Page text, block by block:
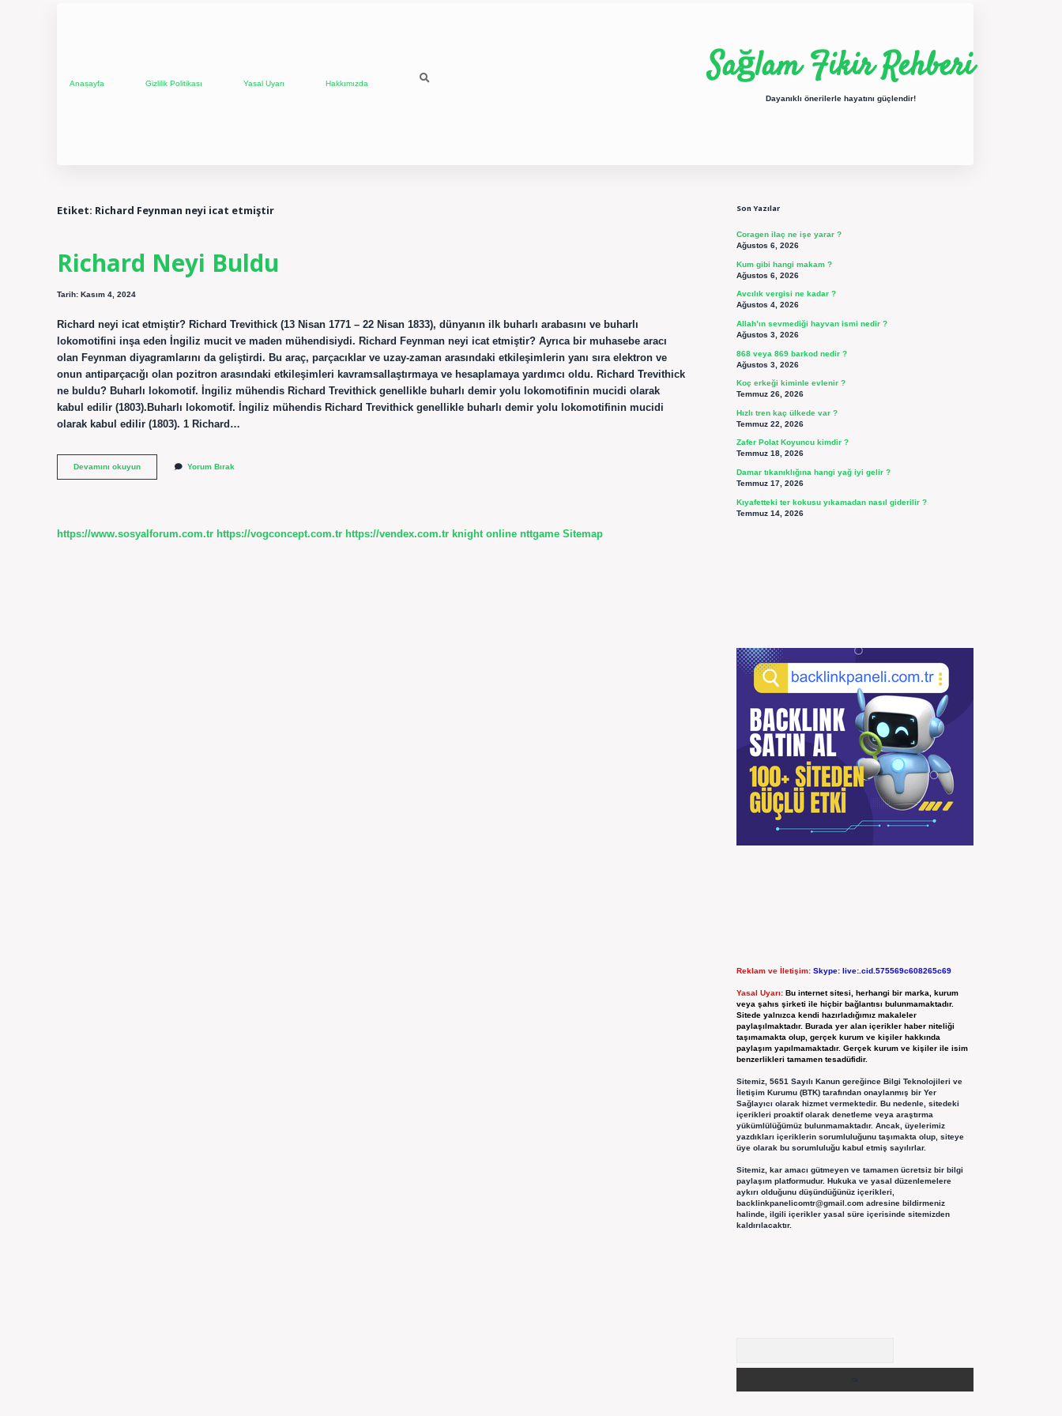
Anasayfa Gizlilik Politikası Yasal Uyarı Hakkımızda Sağlam Fikir Rehberi
Dayanıklı önerilerle hayatını güçlendir!
Etiket: Richard Feynman neyi icat etmiştir
Richard Neyi Buldu
Tarih: Kasım 4, 2024
Richard neyi icat etmiştir? Richard Trevithick (13 Nisan 1771 – 22 Nisan 1833), dünyanın ilk buharlı arabasını ve buharlı
lokomotifini inşa eden İngiliz mucit ve maden mühendisiydi. Richard Feynman neyi icat etmiştir? Ayrıca bir muhasebe aracı
olan Feynman diyagramlarını da geliştirdi. Bu araç, parçacıklar ve uzay-zaman arasındaki etkileşimlerin yanı sıra elektron ve
onun antiparçacığı olan pozitron arasındaki etkileşimleri kavramsallaştırmaya ve hesaplamaya yardımcı oldu. Richard Trevithick
ne buldu? Buharlı lokomotif. İngiliz mühendis Richard Trevithick genellikle buharlı demir yolu lokomotifinin mucidi olarak
kabul edilir (1803).Buharlı lokomotif. İngiliz mühendis Richard Trevithick genellikle buharlı demir yolu lokomotifinin mucidi
olarak kabul edilir (1803). 1 Richard…
Devamını okuyunRichard
Neyi
Yorum Bırak
https://www.sosyalforum.com.tr https://vogconcept.com.tr https://vendex.com.tr knight online nttgame Sitemap
Son Yazılar
Coragen ilaç ne işe yarar ?
Ağustos 6, 2026
Kum gibi hangi makam ?
Ağustos 6, 2026
Avcılık vergisi ne kadar ?
Ağustos 4, 2026
Allah’ın sevmediği hayvan ismi nedir ?
Ağustos 3, 2026
868 veya 869 barkod nedir ?
Ağustos 3, 2026
Koç erkeği kiminle evlenir ?
Temmuz 26, 2026
Hızlı tren kaç ülkede var ?
Temmuz 22, 2026
Zafer Polat Koyuncu kimdir ?
Temmuz 18, 2026
Damar tıkanıklığına hangi yağ iyi gelir ?
Temmuz 17, 2026
Kıyafetteki ter kokusu yıkamadan nasıl giderilir ?
Temmuz 14, 2026
Reklam ve İletişim: Skype: live:.cid.575569c608265c69
Yasal Uyarı: Bu internet sitesi, herhangi bir marka, kurum
veya şahıs şirketi ile hiçbir bağlantısı bulunmamaktadır.
Sitede yalnızca kendi hazırladığımız makaleler
paylaşılmaktadır. Burada yer alan içerikler haber niteliği
taşımamakta olup, gerçek kurum ve kişiler hakkında
paylaşım yapılmamaktadır. Gerçek kurum ve kişiler ile isim
benzerlikleri tamamen tesadüfidir.
Sitemiz, 5651 Sayılı Kanun gereğince Bilgi Teknolojileri ve
İletişim Kurumu (BTK) tarafından onaylanmış bir Yer
Sağlayıcı olarak hizmet vermektedir. Bu nedenle, sitedeki
içerikleri proaktif olarak denetleme veya araştırma
yükümlülüğümüz bulunmamaktadır. Ancak, üyelerimiz
yazdıkları içeriklerin sorumluluğunu taşımakta olup, siteye
üye olarak bu sorumluluğu kabul etmiş sayılırlar.
Sitemiz, kar amacı gütmeyen ve tamamen ücretsiz bir bilgi
paylaşım platformudur. Hukuka ve yasal düzenlemelere
aykırı olduğunu düşündüğünüz içerikleri,
backlinkpanelicomtr@gmail.comadresine bildirmeniz
halinde, ilgili içerikler yasal süre içerisinde sitemizden
kaldırılacaktır.